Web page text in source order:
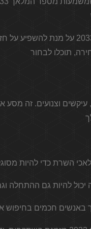
לכן חשוב שיהיו לכם מחשבות חיוביות כשאתם
וצנועים. זה מסע